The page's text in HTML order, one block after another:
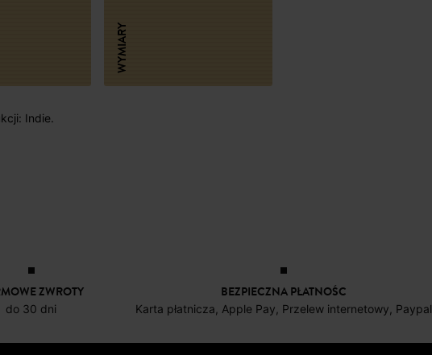
WYMIARY
Indie.
ZWROTY
do 30 dni
BEZPIECZNA PŁATNOŚC
Karta płatnicza, Apple Pay, Przelew internetowy, Paypal